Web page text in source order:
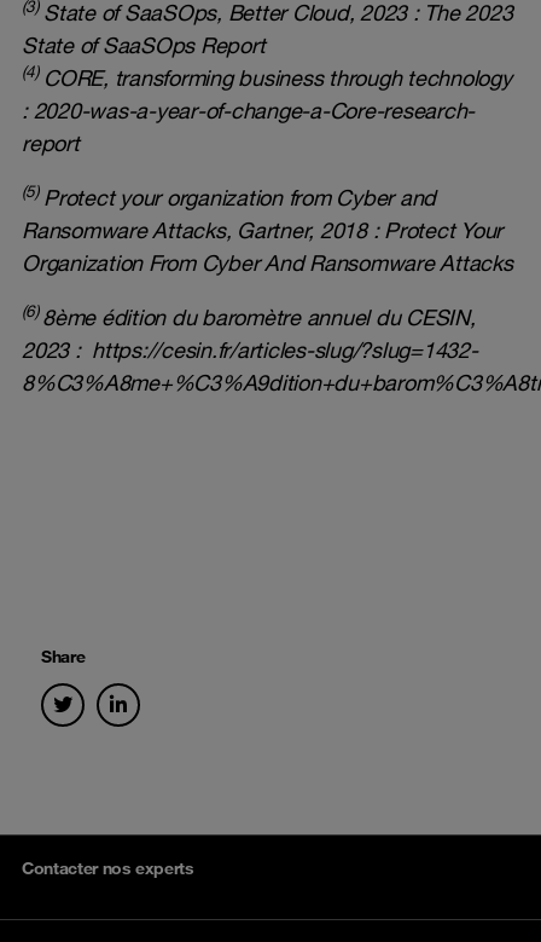
(3)State of SaaSOps, Better Cloud, 2023 : The 2023
State of SaaSOps Report
(4)CORE, transforming business through technology
: 2020-was-a-year-of-change-a-Core-research-
report
(5)Protect your organization from Cyber and
Ransomware Attacks, Gartner, 2018 :Protect Your
Organization From Cyber And Ransomware Attacks
(6)8ème édition du baromètre annuel du CESIN,
2023 : https://cesin.fr/articles-slug/?slug=1432-
Share
Contacter nos experts